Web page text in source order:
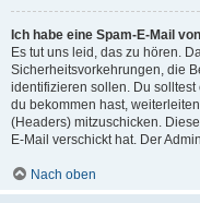
Ich habe eine Spam-E-Mail
Es tut uns leid, das zu hören.
Sicherheitsvorkehrungen, die
identifizieren sollen. Du
du bekommen hast,
(Headers) mitzuschicken.
E-Mail verschickt hat. Der
Nach oben